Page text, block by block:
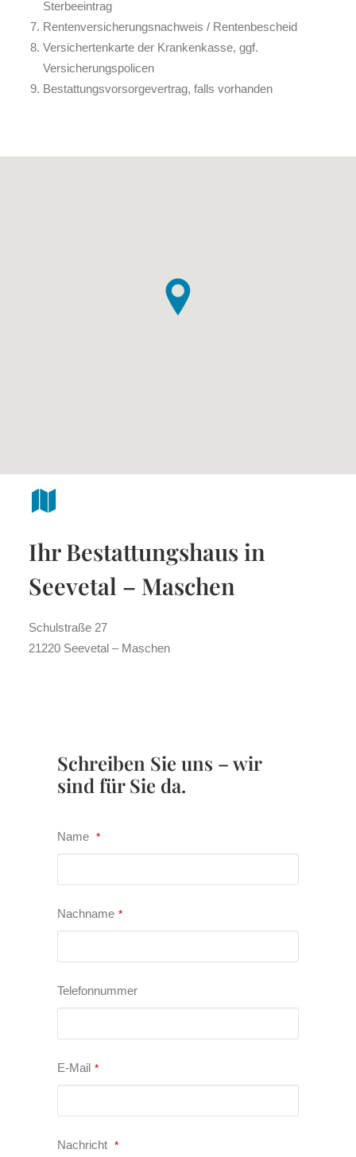
Sterbeeintrag
Rentenversicherungsnachweis / Rentenbescheid
Versichertenkarte der Krankenkasse, ggf.
Versicherungspolicen
Bestattungsvorsorgevertrag, falls vorhanden
Ihr Bestattungshaus in
Seevetal – Maschen
Schulstraße 27
21220 Seevetal – Maschen
Schreiben Sie uns – wir
sind für Sie da.
Name *
Nachname *
Telefonnummer
E-Mail *
Company
Nachricht *